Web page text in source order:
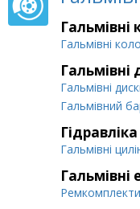
Гальмівні
Гальмівні
Гальмівні
Гальмівні
Гальмівний
Гальмівні
Гальмівні